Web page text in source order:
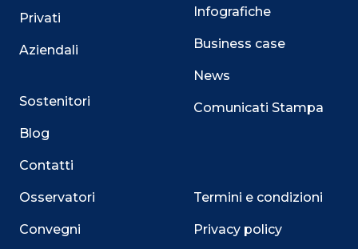
Privati
Aziendali
Sostenitori
Blog
Contatti
Osservatori
Convegni
Infografiche
Business case
News
Comunicati Stampa
Termini e condizioni
Privacy policy